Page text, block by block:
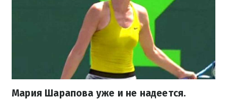
Мария Шарапова уже и не надеется.